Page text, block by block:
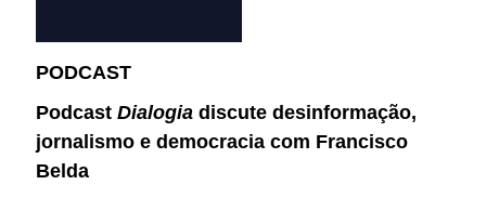
PODCAST
Podcast Dialogia discute desinformação,
jornalismo e democracia com Francisco
Belda